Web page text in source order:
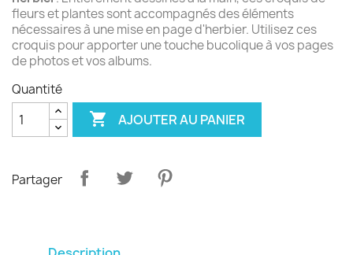
fleurs et plantes sont accompagnés des éléments
nécessaires à une mise en page d'herbier. Utilisez ces
croquis pour apporter une touche bucolique à vos pages
de photos et vos albums.
Quantité
 AJOUTER AU PANIER
Partager